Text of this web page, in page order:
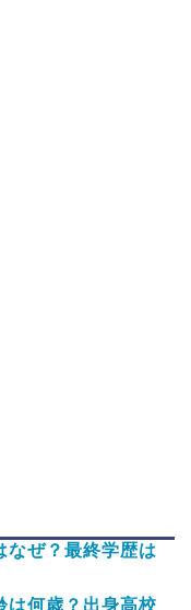
なぜ？最終学歴は
は何歳？出身高校